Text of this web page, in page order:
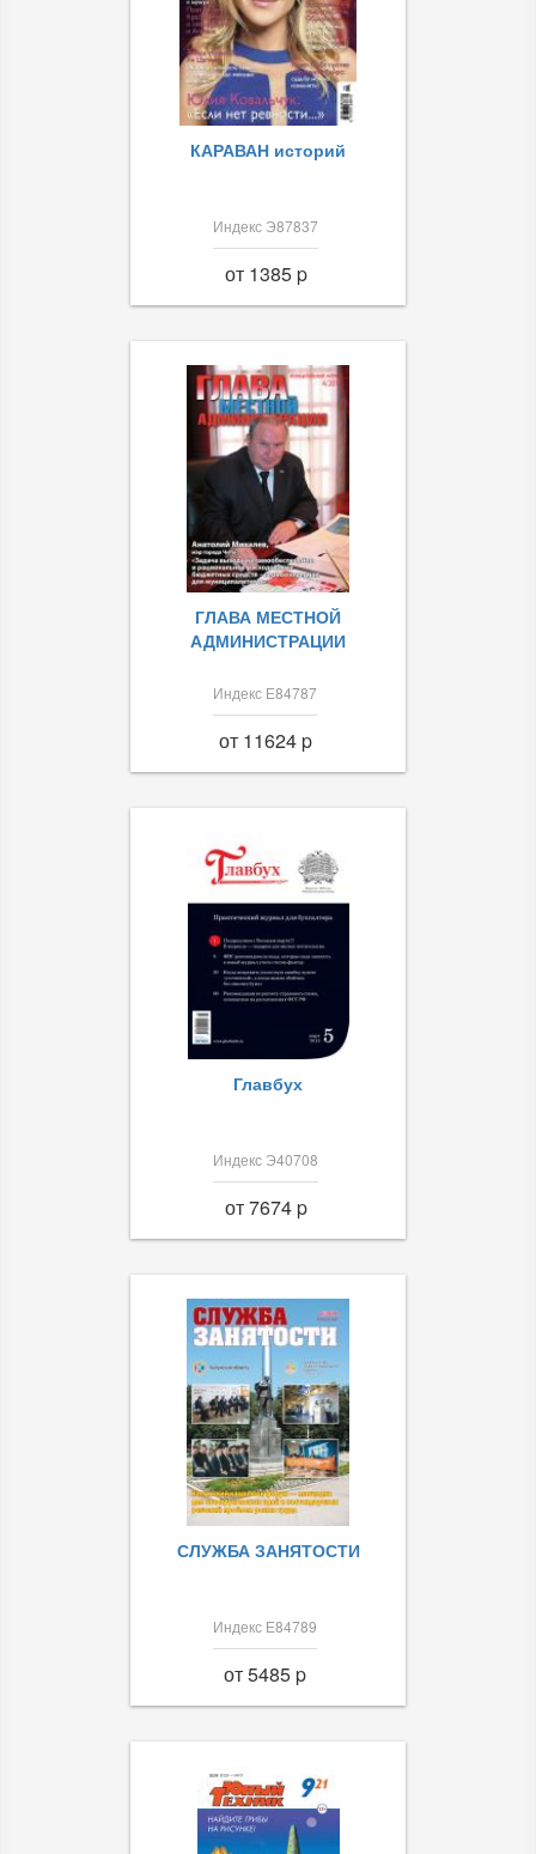
КАРАВАН историй
Индекс Э87837
от 1385 p
ГЛАВА МЕСТНОЙ
АДМИНИСТРАЦИИ
Индекс Е84787
от 11624 p
Главбух
Индекс Э40708
от 7674 p
СЛУЖБА ЗАНЯТОСТИ
Индекс Е84789
от 5485 p